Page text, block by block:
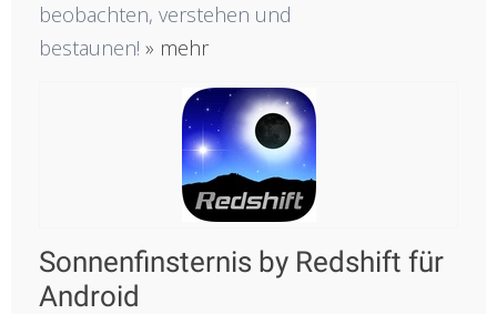
beobachten, verstehen und
bestaunen! » mehr
Sonnenfinsternis by Redshift für
Android